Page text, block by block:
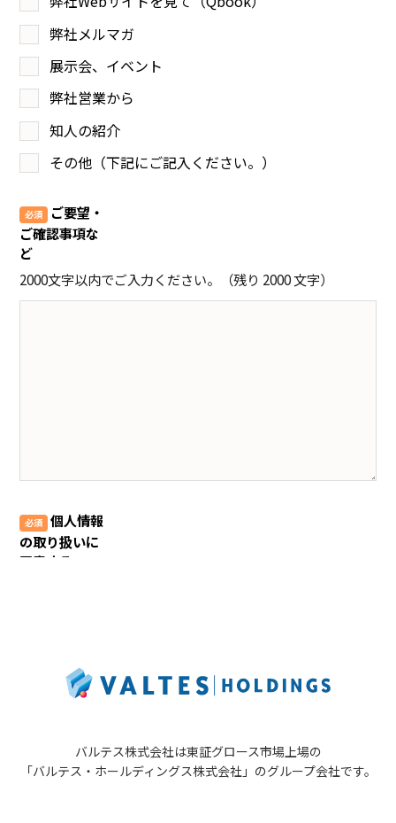
バルテス株式会社は東証グロース市場上場の
「バルテス・ホールディングス株式会社」のグループ会社です。